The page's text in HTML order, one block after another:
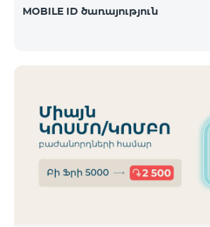
MOBILE ID ծառայություն